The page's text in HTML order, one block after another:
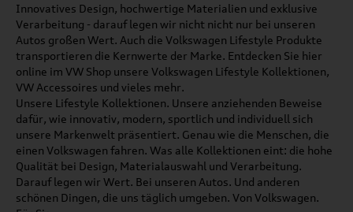
Innovatives Design, hochwertige Materialien und exklusive
Verarbeitung - darauf legen wir nicht nicht nur bei unseren
Autos großen Wert. Auch die Volkswagen Lifestyle Produkte
transportieren die Kernwerte der Marke. Entdecken Sie hier
online im VW Shop unsere Volkswagen Lifestyle Kollektionen,
VW Accessoires und vieles mehr.
Unsere Lifestyle Kollektionen. Unsere anziehenden Beweise
dafür, wie innovativ, modern, sportlich und individuell sich
unsere Markenwelt präsentiert. Genau wie die Menschen, die
einen Volkswagen fahren. Was alle Kollektionen eint: die hohe
Qualität bei Design, Materialauswahl und Verarbeitung.
Darauf legen wir Wert. Bei unseren Autos. Und anderen
schönen Dingen, die uns täglich umgeben. Von Volkswagen.